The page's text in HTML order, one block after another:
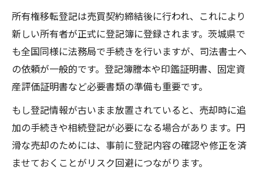
所有権移転登記は売買契約締結後に行われ、これにより
新しい所有者が正式に登記簿に登録されます。茨城県で
も全国同様に法務局で手続きを行いますが、司法書士へ
の依頼が一般的です。登記簿謄本や印鑑証明書、固定資
産評価証明書など必要書類の準備も重要です。
もし登記情報が古いまま放置されていると、売却時に追
加の手続きや相続登記が必要になる場合があります。円
滑な売却のためには、事前に登記内容の確認や修正を済
ませておくことがリスク回避につながります。